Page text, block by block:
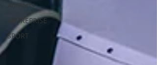
All Posts
ENTREPRISE
SPORT